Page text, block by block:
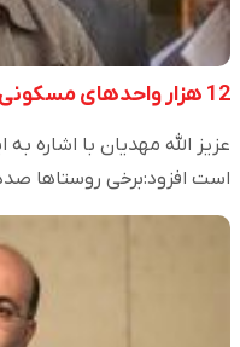
12 هزار واحدهای مسکونی شهری و روستایی از بین رفت
عزیز الله مهدیان با اشاره
است افزود:برخی روستاها